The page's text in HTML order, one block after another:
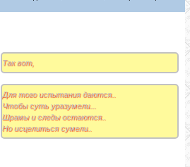
Так вот,
Для того испытания даются..
Чтобы суть уразумели...
Шрамы и следы остаются..
Но исцелиться сумели..